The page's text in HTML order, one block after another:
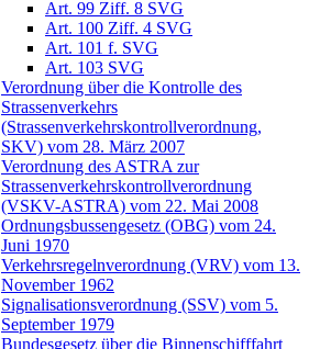
Art. 99 Ziff. 8 SVG
Art. 100 Ziff. 4 SVG
Art. 101 f. SVG
Art. 103 SVG
Verordnung über die Kontrolle des
Strassenverkehrs
(Strassenverkehrskontrollverordnung,
SKV) vom 28. März 2007
Verordnung des ASTRA zur
Strassenverkehrskontrollverordnung
(VSKV-ASTRA) vom 22. Mai 2008
Ordnungsbussengesetz (OBG) vom 24.
Juni 1970
Verkehrsregelnverordnung (VRV) vom 13.
November 1962
Signalisationsverordnung (SSV) vom 5.
September 1979
Bundesgesetz über die Binnenschifffahrt